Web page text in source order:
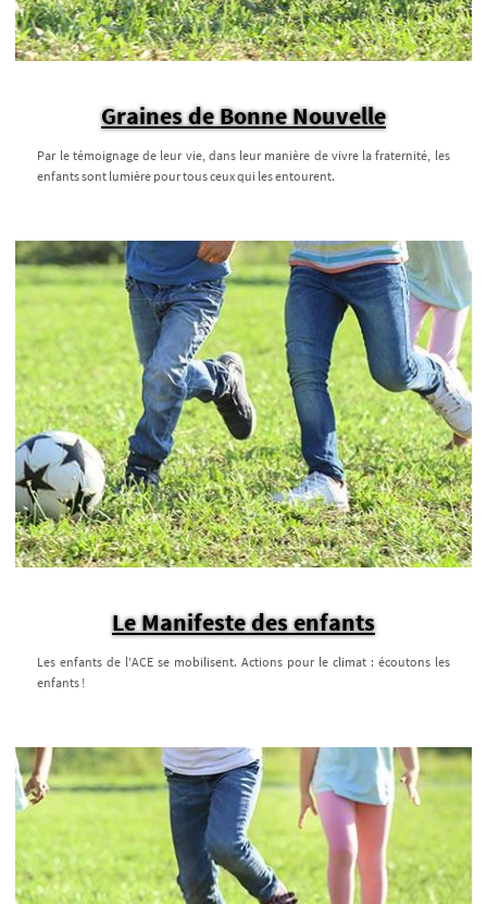
Graines de Bonne Nouvelle
Par le témoignage de leur vie, dans leur manière de vivre la fraternité, les
enfants sont lumière pour tous ceux qui les entourent.
Le Manifeste des enfants
Les enfants de l’ACE se mobilisent. Actions pour le climat : écoutons les
enfants !